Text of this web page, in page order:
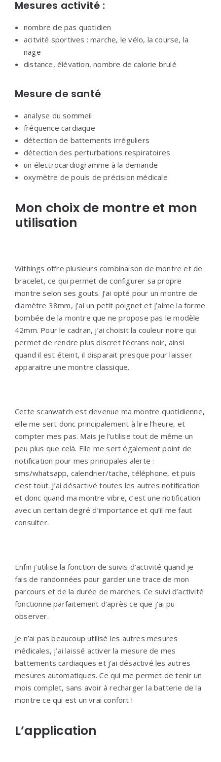
Mesures activité :
nombre de pas quotidien
acitvité sportives : marche, le vélo, la course, la
nage
distance, élévation, nombre de calorie brulé
Mesure de santé
analyse du sommeil
fréquence cardiaque
détection de battements irréguliers
détection des perturbations respiratoires
un électrocardiogramme à la demande
oxymètre de pouls de précision médicale
Mon choix de montre et mon
utilisation
Withings offre plusieurs combinaison de montre et de
bracelet, ce qui permet de configurer sa propre
montre selon ses gouts. J’ai opté pour un montre de
diamètre 38mm, j’ai un petit poignet et j’aime la forme
bombée de la montre que ne propose pas le modèle
42mm. Pour le cadran, j’ai choisit la couleur noire qui
permet de rendre plus discret l’écrans noir, ainsi
quand il est éteint, il disparait presque pour laisser
apparaitre une montre classique.
Cette scanwatch est devenue ma montre quotidienne,
elle me sert donc principalement à lire l’heure, et
compter mes pas. Mais je l’utilise tout de même un
peu plus que celà. Elle me sert également point de
notification pour mes principales alerte :
sms/whatsapp, calendrier/tache, téléphone, et puis
c’est tout. J’ai désactivé toutes les autres notification
et donc quand ma montre vibre, c’est une notification
avec un certain degré d’importance et qu’il me faut
consulter.
Enfin j’utilise la fonction de suivis d’activité quand je
fais de randonnées pour garder une trace de mon
parcours et de la durée de marches. Ce suivi d’activité
fonctionne parfaitement d’après ce que j’ai pu
observer.
Je n’ai pas beaucoup utilisé les autres mesures
médicales, j’ai laissé activer la mesure de mes
battements cardiaques et j’ai désactivé les autres
mesures automatiques. Ce qui me permet de tenir un
mois complet, sans avoir à recharger la batterie de la
montre ce qui est un vrai confort !
L’application